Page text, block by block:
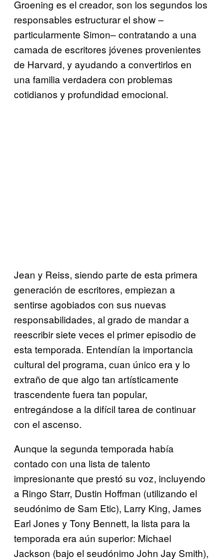
Groening es el creador, son los segundos los
responsables estructurar el show –
particularmente Simon– contratando a una
camada de escritores jóvenes provenientes
de Harvard, y ayudando a convertirlos en
una familia verdadera con problemas
cotidianos y profundidad emocional.
Jean y Reiss, siendo parte de esta primera
generación de escritores, empiezan a
sentirse agobiados con sus nuevas
responsabilidades, al grado de mandar a
reescribir siete veces el primer episodio de
esta temporada. Entendían la importancia
cultural del programa, cuan único era y lo
extraño de que algo tan artísticamente
trascendente fuera tan popular,
entregándose a la difícil tarea de continuar
con el ascenso.
Aunque la segunda temporada había
contado con una lista de talento
impresionante que prestó su voz, incluyendo
a Ringo Starr, Dustin Hoffman (utilizando el
seudónimo de Sam Etic), Larry King, James
Earl Jones y Tony Bennett, la lista para la
temporada era aún superior: Michael
Jackson (bajo el seudónimo John Jay Smith),